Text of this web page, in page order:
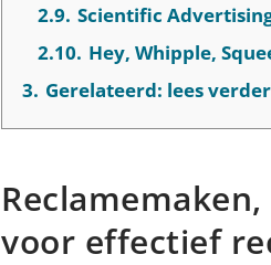
2.9. Scientific
2.10. Hey, Whipple,
3. Gerelateerd: lees
voor effectief